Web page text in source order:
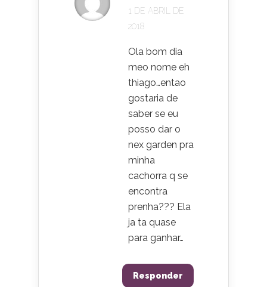
1 DE ABRIL DE
2018
Ola bom dia
meo nome eh
thiago…entao
gostaria de
saber se eu
posso dar o
nex garden pra
minha
cachorra q se
encontra
prenha??? Ela
ja ta quase
para ganhar…
Responder